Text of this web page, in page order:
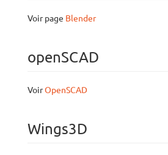
Voir page Blender
openSCAD
VoirOpenSCAD
Wings3D